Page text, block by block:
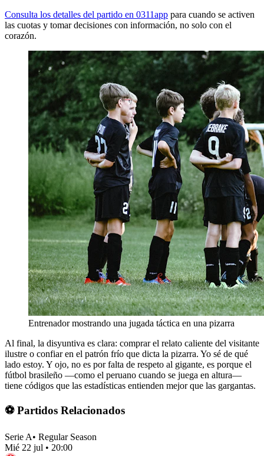
Consulta los detalles del partido en 0311app para cuando se activen
las cuotas y tomar decisiones con información, no solo con el
corazón.
Entrenador mostrando una jugada táctica en una pizarra
Al final, la disyuntiva es clara: comprar el relato caliente del visitante
ilustre o confiar en el patrón frío que dicta la pizarra. Yo sé de qué
lado estoy. Y ojo, no es por falta de respeto al gigante, es porque el
fútbol brasileño —como el peruano cuando se juega en altura—
tiene códigos que las estadísticas entienden mejor que las gargantas.
⚽ Partidos Relacionados
Serie A• Regular Season
Mié 22 jul • 20:00